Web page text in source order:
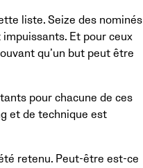
liste. Seize des nominés
Et pour ceux
qu’un but peut être
pour chacune de ces
et de technique est
retenu. Peut-être est-ce